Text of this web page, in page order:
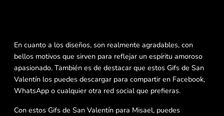
En cuanto a los diseños, son realmente agradables, con
bellos motivos que sirven para reflejar un espíritu amoroso
apasionado. También es de destacar que estos Gifs de San
Valentín los puedes descargar para compartir en Facebook,
WhatsApp o cualquier otra red social que prefieras.
Con estos Gifs de San Valentín para Misael, puedes